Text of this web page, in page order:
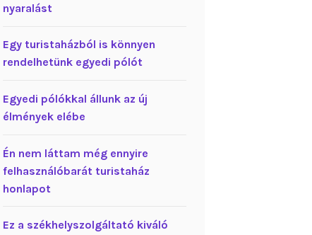
nyaralást
Egy turistaházból is könnyen
rendelhetünk egyedi pólót
Egyedi pólókkal állunk az új
élmények elébe
Én nem láttam még ennyire
felhasználóbarát turistaház
honlapot
Ez a székhelyszolgáltató kiváló